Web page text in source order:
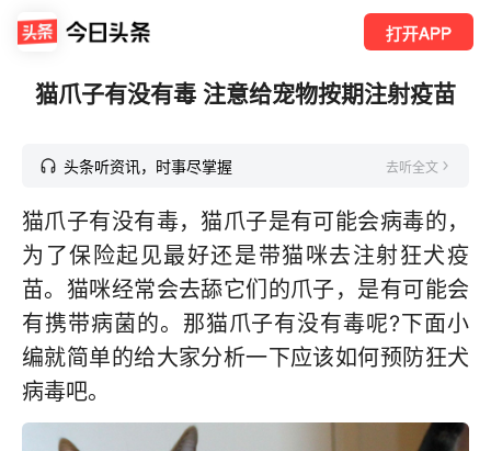
打开APP
猫爪子有没有毒 注意给宠物按期注射疫苗
头条听资讯，时事尽掌握 去听全文
猫爪子有没有毒，猫爪子是有可能会病毒的，
为了保险起见最好还是带猫咪去注射狂犬疫
苗。猫咪经常会去舔它们的爪子，是有可能会
有携带病菌的。那猫爪子有没有毒呢?下面小
编就简单的给大家分析一下应该如何预防狂犬
病毒吧。